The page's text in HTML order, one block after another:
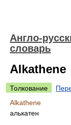
Англо-
словарь
Alkathene
Толкование
Alkathene
алькатен